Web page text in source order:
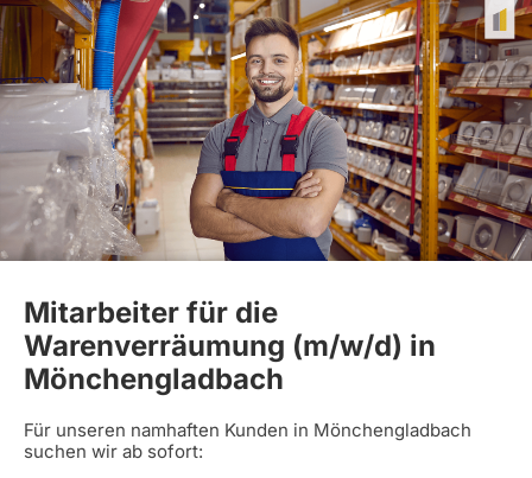
Mitarbeiter für die
Warenverräumung (m/w/d) in
Mönchengladbach
Für unseren namhaften Kunden in Mönchengladbach
suchen wir ab sofort: